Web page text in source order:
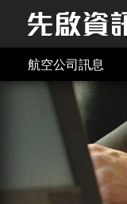
航空公司訊息